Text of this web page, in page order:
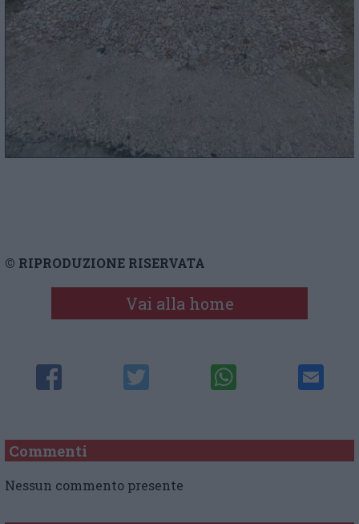
© RIPRODUZIONE RISERVATA
Vai alla home
Commenti
Nessun commento presente